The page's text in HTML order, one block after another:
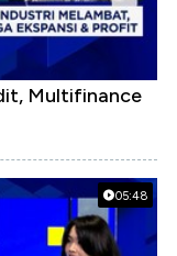
Multifinance
05:48